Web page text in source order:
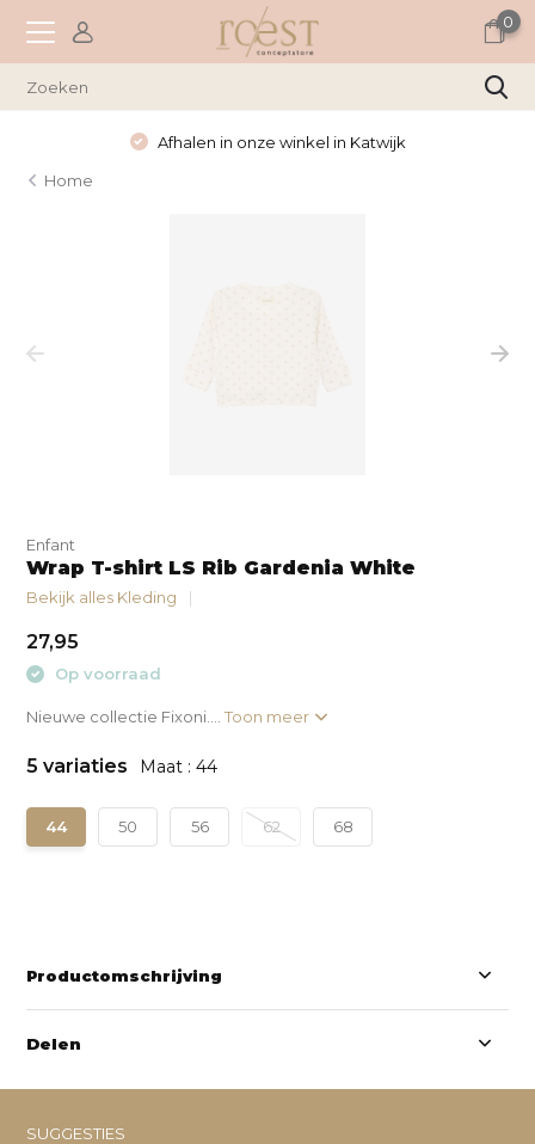
0
Afhalen in onze winkel in Katwijk
Home
Enfant
Wrap T-shirt LS Rib Gardenia White
Bekijk alles Kleding
27,95
Op voorraad
Nieuwe collectie Fixoni....Toon meer
5 variaties Maat : 44
44 50 56 62 68
Productomschrijving
Delen
SUGGESTIES